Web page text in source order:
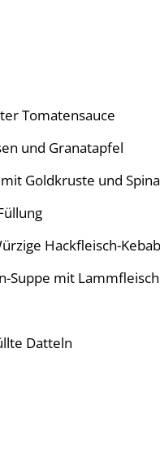
Tomatensauce
und Granatapfel
Goldkruste und
Hackfleisch-
Suppe mit Lammfleisch
Datteln